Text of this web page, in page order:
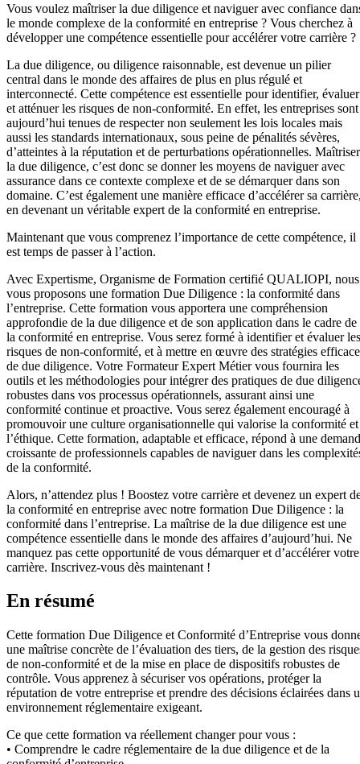
Vous voulez maîtriser la due diligence et naviguer avec confiance
le monde complexe de la conformité en entreprise ? Vous cherchez à
développer une compétence essentielle pour accélérer votre carrière ?
La due diligence, ou diligence raisonnable, est devenue un pilier
central dans le monde des affaires de plus en plus régulé et
interconnecté. Cette compétence est essentielle pour identifier, évaluer
et atténuer les risques de non-conformité. En effet, les entreprises sont
aujourd’hui tenues de respecter non seulement les lois locales mais
aussi les standards internationaux, sous peine de pénalités sévères,
d’atteintes à la réputation et de perturbations opérationnelles. Maîtriser
la due diligence, c’est donc se donner les moyens de naviguer avec
assurance dans ce contexte complexe et de se démarquer dans son
domaine. C’est également une manière efficace d’accélérer sa
en devenant un véritable expert de la conformité en entreprise.
Maintenant que vous comprenez l’importance de cette compétence, il
est temps de passer à l’action.
Avec Expertisme, Organisme de Formation certifié QUALIOPI, nous
vous proposons une formation Due Diligence : la conformité dans
l’entreprise. Cette formation vous apportera une compréhension
approfondie de la due diligence et de son application dans le cadre de
la conformité en entreprise. Vous serez formé à identifier et évaluer les
risques de non-conformité, et à mettre en œuvre des stratégies
de due diligence. Votre Formateur Expert Métier vous fournira les
outils et les méthodologies pour intégrer des pratiques de due
robustes dans vos processus opérationnels, assurant ainsi une
conformité continue et proactive. Vous serez également encouragé à
promouvoir une culture organisationnelle qui valorise la conformité et
l’éthique. Cette formation, adaptable et efficace, répond à une
croissante de professionnels capables de naviguer dans les
de la conformité.
Alors, n’attendez plus ! Boostez votre carrière et devenez un expert
la conformité en entreprise avec notre formation Due Diligence : la
conformité dans l’entreprise. La maîtrise de la due diligence est une
compétence essentielle dans le monde des affaires d’aujourd’hui. Ne
manquez pas cette opportunité de vous démarquer et d’accélérer votre
carrière. Inscrivez-vous dès maintenant !
En résumé
Cette formation Due Diligence et Conformité d’Entreprise vous
une maîtrise concrète de l’évaluation des tiers, de la gestion des
de non-conformité et de la mise en place de dispositifs robustes de
contrôle. Vous apprenez à sécuriser vos opérations, protéger la
réputation de votre entreprise et prendre des décisions éclairées dans
environnement réglementaire exigeant.
Ce que cette formation va réellement changer pour vous :
• Comprendre le cadre réglementaire de la due diligence et de la